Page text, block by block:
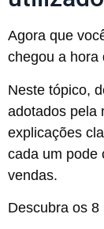
Agora que
chegou a hora
Neste tópico,
adotados pela
explicações
cada um pode
vendas.
Descubra os